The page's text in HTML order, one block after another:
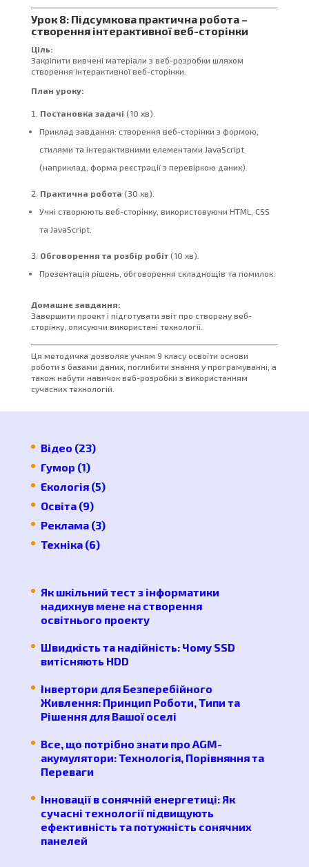
Урок 8: Підсумкова практична робота –
створення інтерактивної веб-сторінки
Ціль:
Закріпити вивчені матеріали з веб-розробки шляхом
створення інтерактивної веб-сторінки.
План уроку:
Постановка задачі (10 хв).
Приклад завдання: створення веб-сторінки з формою,
стилями та інтерактивними елементами JavaScript
(наприклад, форма реєстрації з перевіркою даних).
Практична робота (30 хв).
Учні створюють веб-сторінку, використовуючи HTML, CSS
та JavaScript.
Обговорення та розбір робіт(10 хв).
Презентація рішень, обговорення складнощів та помилок.
Домашнє завдання:
Завершити проект і підготувати звіт про створену веб-
сторінку, описуючи використані технології.
Ця методичка дозволяє учням 9 класу освоїти основи
роботи з базами даних, поглибити знання у програмуванні, а
також набути навичок веб-розробки з використанням
сучасних технологій.
Відео (23)
Гумор (1)
Екологія(5)
Освіта(9)
Реклама(3)
Техніка(6)
Як шкільний тест з інформатики
надихнув мене на створення
освітнього проекту
Швидкість та надійність: Чому SSD
витісняють HDD
Інвертори для Безперебійного
Живлення: Принцип Роботи, Типи та
Рішення для Вашої оселі
Все, що потрібно знати про AGM-
акумулятори: Технологія, Порівняння та
Переваги
Інновації в сонячній енергетиці: Як
сучасні технології підвищують
ефективність та потужність сонячних
панелей